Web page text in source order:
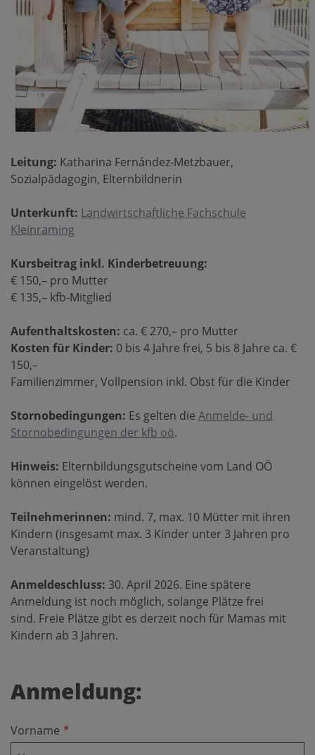
Leitung: Katharina Fernández-Metzbauer,
Sozialpädagogin, Elternbildnerin
Unterkunft: Landwirtschaftliche Fachschule
Kleinraming
Kursbeitrag inkl. Kinderbetreuung:
€ 150,– pro Mutter
€ 135,– kfb-Mitglied
Aufenthaltskosten: ca. € 270,– pro Mutter
Kosten für Kinder: 0 bis 4 Jahre frei, 5 bis 8 Jahre ca. €
150,–
Familienzimmer, Vollpension inkl. Obst für die Kinder
Stornobedingungen: Es gelten die Anmelde- und
Stornobedingungen der kfb oö.
Hinweis: Elternbildungsgutscheine vom Land OÖ
können eingelöst werden.
Teilnehmerinnen: mind. 7, max. 10 Mütter mit ihren
Kindern (insgesamt max. 3 Kinder unter 3 Jahren pro
Veranstaltung)
Anmeldeschluss: 30. April 2026. Eine spätere
Anmeldung ist noch möglich, solange Plätze frei
sind. Freie Plätze gibt es derzeit noch für Mamas mit
Kindern ab 3 Jahren.
Anmeldung:
Vorname *